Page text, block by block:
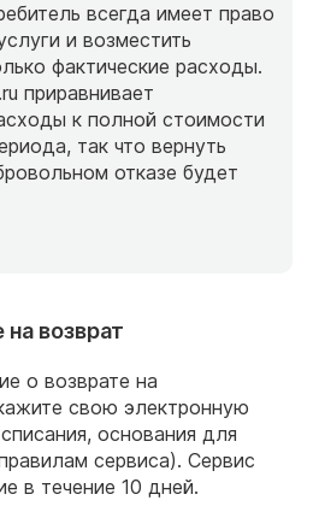
всегда имеет право
и возместить
фактические расходы.
приравнивает
к полной стоимости
так что вернуть
отказе будет
возврат
о возврате на
свою электронную
основания для
сервиса). Сервис
в течение 10 дней.